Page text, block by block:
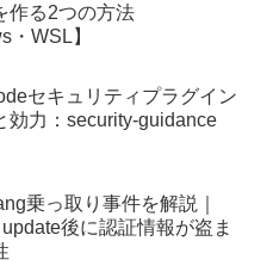
作る2つの方法
・WSL】
セキュリティプラグイン
効力：security-guidance
乗っ取り事件を解説｜
後に認証情報が盗ま